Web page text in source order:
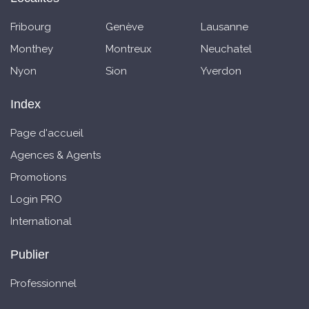
Fribourg Genève
Lausanne
Monthey
Montreux
Neuchatel
Nyon
Sion Yverdon
Index
Page d'accueil
Agences & Agents
Promotions
Login PRO
International
Publier
Professionnel